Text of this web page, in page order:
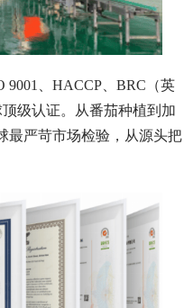
、HACCP、BRC（英
级认证。从番茄种植到加
最严苛市场检验，从源头把